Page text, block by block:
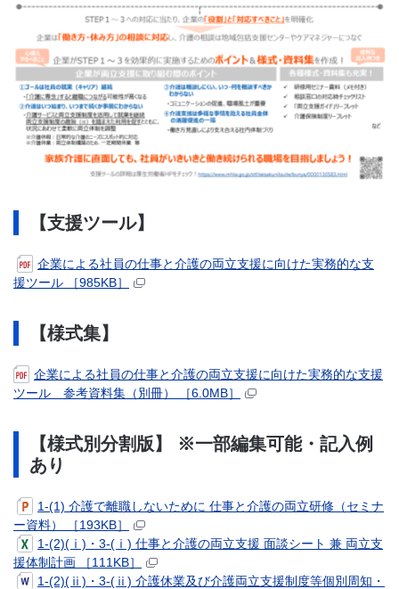
【支援ツール】
企業による社員の仕事と介護の両立支援に向けた実務的な支
援ツール ［985KB］
【様式集】
企業による社員の仕事と介護の両立支援に向けた実務的な支援
ツール 参考資料集（別冊） ［6.0MB］
【様式別分割版】 ※一部編集可能・記入例
あり
1-(1) 介護で離職しないために 仕事と介護の両立研修（セミナ
ー資料） ［193KB］
1-(2)(ⅰ)・3-(ⅰ) 仕事と介護の両立支援 面談シート 兼 両立支
援体制計画 ［111KB］
1-(2)(ⅱ)・3-(ⅱ) 介護休業及び介護両立支援制度等個別周知・